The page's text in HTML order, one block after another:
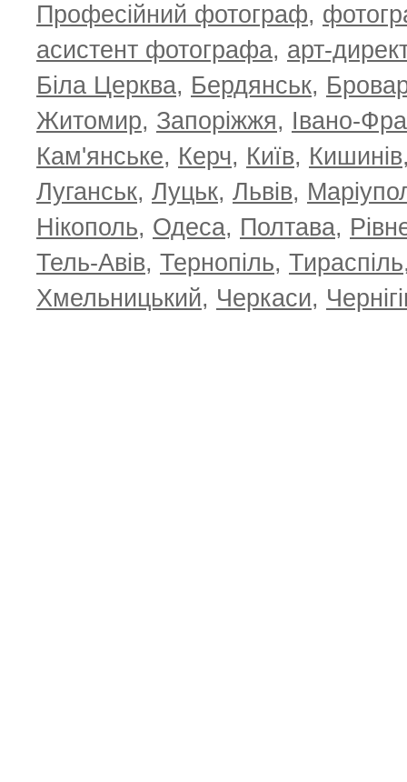
Професійний фотограф,
асистент фотографа, арт-
Біла Церква, Бердянськ,
Житомир, Запоріжжя, Івано-
Кам'янське, Керч, Київ, Кишинів
Луганськ, Луцьк, Львів,
Нікополь, Одеса, Полтава,
Тель-Авів, Тернопіль, Тираспіль
Хмельницький, Черкаси,